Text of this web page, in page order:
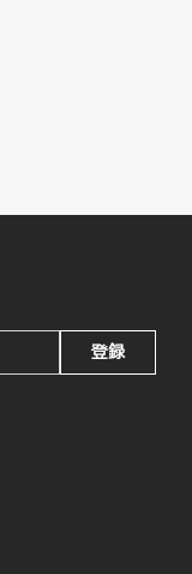
登録